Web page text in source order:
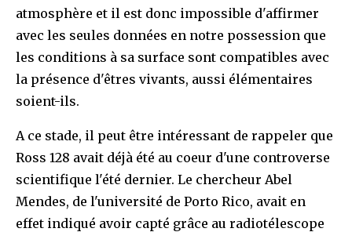
atmosphère et il est donc impossible d'affirmer
avec les seules données en notre possession que
les conditions à sa surface sont compatibles avec
la présence d'êtres vivants, aussi élémentaires
soient-ils.
A ce stade, il peut être intéressant de rappeler que
Ross 128 avait déjà été au coeur d'une controverse
scientifique l'été dernier. Le chercheur Abel
Mendes, de l'université de Porto Rico, avait en
effet indiqué avoir capté grâce au radiotélescope